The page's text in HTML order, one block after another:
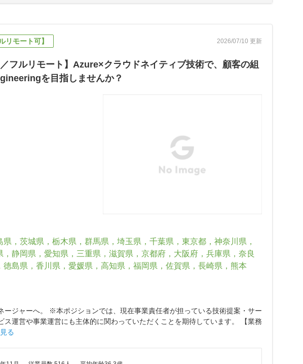
リモート可】 2026/07/10 更新
フルリモート】Azure×クラウドネイティブ技術で、顧客の組
を目指しませんか？
，茨城県，栃木県，群馬県，埼玉県，千葉県，東京都，神奈川県，
静岡県，愛知県，三重県，滋賀県，京都府，大阪府，兵庫県，奈良
島県，香川県，愛媛県，高知県，福岡県，佐賀県，長崎県，熊本
ジャーへ。 ※本ポジションでは、現在事業責任者が担っている技術提案・サー
運営や事業運営にも主体的に関わっていただくことを期待しています。 【業務
る